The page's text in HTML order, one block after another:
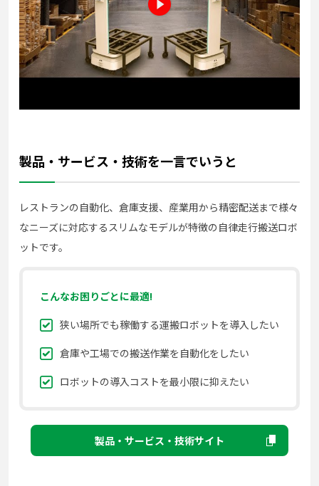
製品・サービス・技術を一言でいうと
レストランの自動化、倉庫支援、産業用から精密配送まで様々
なニーズに対応するスリムなモデルが特徴の自律走行搬送ロボ
ットです。
こんなお困りごとに最適!
狭い場所でも稼働する運搬ロボットを導入したい
倉庫や工場での搬送作業を自動化をしたい
ロボットの導入コストを最小限に抑えたい
製品・サービス・技術サイト